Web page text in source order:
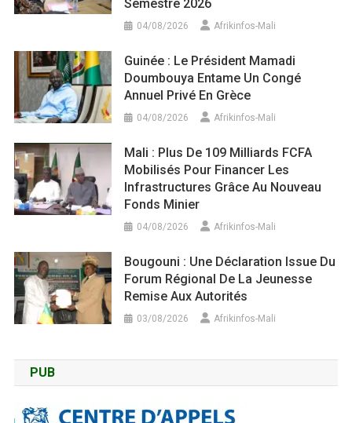
Semestre 2026
04/08/2026 Afrikinfos-Mali
Guinée : Le Président Mamadi
Doumbouya Entame Un Congé
Annuel Privé En Grèce
04/08/2026 Afrikinfos-Mali
Mali : Plus De 109 Milliards FCFA
Mobilisés Pour Financer Les
Infrastructures Grâce Au Nouveau
Fonds Minier
04/08/2026 Afrikinfos-Mali
Bougouni : Une Déclaration Issue Du
Forum Régional De La Jeunesse
Remise Aux Autorités
03/08/2026 Afrikinfos-Mali
PUB